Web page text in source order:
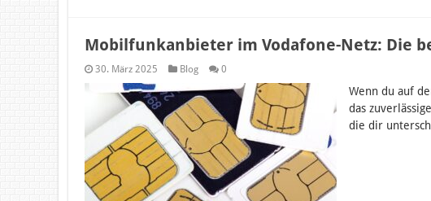
Mobilfunkanbieter im Vodafone-Netz: Die
30. März 2025 Blog 0
Wenn du auf
das
die dir